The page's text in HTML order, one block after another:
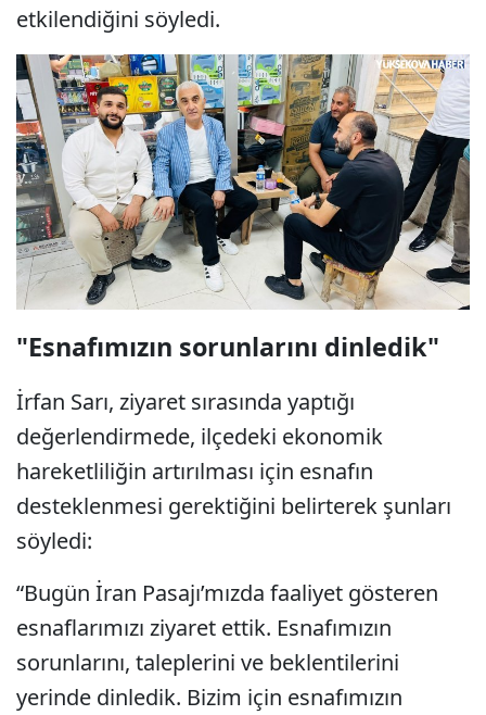
etkilendiğini söyledi.
"Esnafımızın sorunlarını dinledik"
İrfan Sarı, ziyaret sırasında yaptığı
değerlendirmede, ilçedeki ekonomik
hareketliliğin artırılması için esnafın
desteklenmesi gerektiğini belirterek şunları
söyledi:
“Bugün İran Pasajı’mızda faaliyet gösteren
esnaflarımızı ziyaret ettik. Esnafımızın
sorunlarını, taleplerini ve beklentilerini
yerinde dinledik. Bizim için esnafımızın